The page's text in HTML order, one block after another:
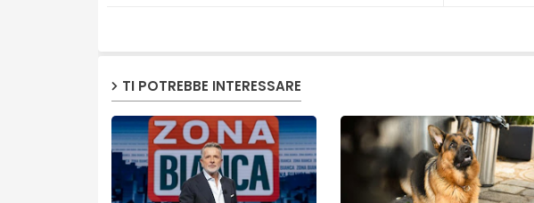
TI POTREBBE INTERESSARE